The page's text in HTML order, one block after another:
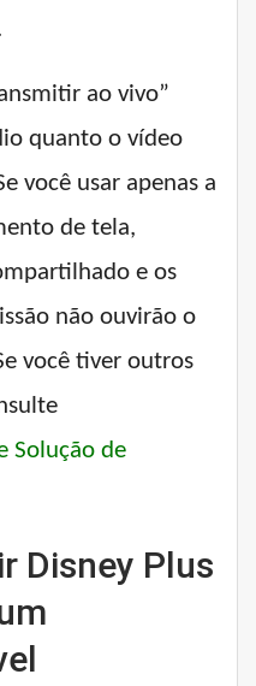
ao vivo”
quanto o vídeo
você usar apenas a
de tela,
e os
não ouvirão o
você tiver outros
Solução de
Disney Plus